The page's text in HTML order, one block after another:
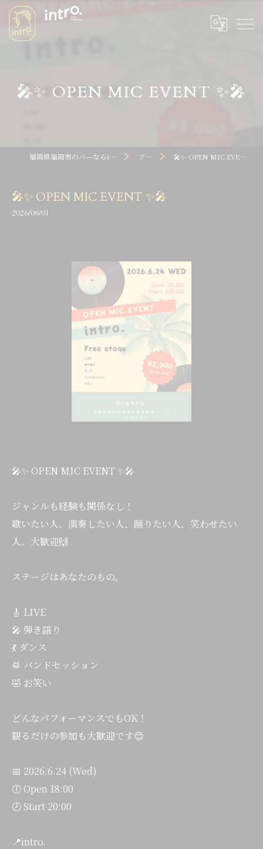
🎤✨ OPEN MIC EVENT ✨🎤
福岡県福岡市のバーならintro dot ブログ 🎤✨ OPEN MIC EVENT ✨🎤
🎤✨ OPEN MIC EVENT ✨🎤
2026/06/01
🎤✨ OPEN MIC EVENT ✨🎤
ジャンルも経験も関係なし！
歌いたい人、演奏したい人、踊りたい人、笑わせたい
人、大歓迎🙌
ステージはあなたのもの。
🎸 LIVE
🎤 弾き語り
💃 ダンス
🥁 バンドセッション
🤣 お笑い
どんなパフォーマンスでもOK！
観るだけの参加も大歓迎です😊
📅 2026.6.24 (Wed)
🕕 Open 18:00
🕗 Start 20:00
📍intro.